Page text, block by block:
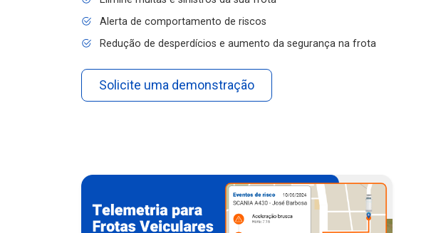
Alerta de comportamento de riscos
Redução de desperdícios e aumento da segurança na frota
Solicite uma demonstração